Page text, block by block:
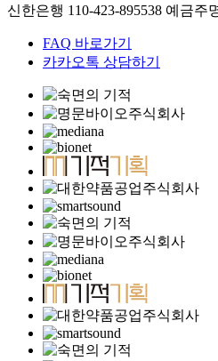
신한은행 110-423-895538 예금주
FAQ 바로가기
카카오톡 상담하기